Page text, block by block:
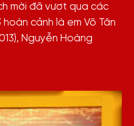
mời đã vượt qua các
cảnh là em Võ Tân
Nguyễn Hoàng